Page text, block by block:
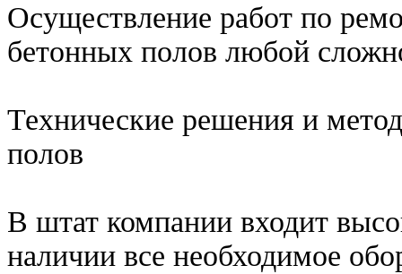
Осуществление работ по
бетонных полов любой
Технические решения и
полов
В штат компании входит
наличии все необходимое